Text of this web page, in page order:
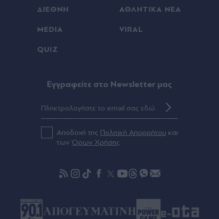
Τροχαίο στη Λεωφόρο Ποσειδώνος: Αυξημένη
Γλυφάδα
Πριν 29 λεπτά
υγιεινό για πρωινό
Πριν 39 λεπτά
Οι περισσότεροι το κάνουμε λάθος - Ποια
τρόφιμα πρέπει να μπαίνουν στο ψυγείο και ποια
ΔΙΕΘΝΗ ΑΘΛΗΤΙΚΑ ΝΕΑ
MEDIA VIRAL
QUIZ
Eγγραφείτε στο Newsletter μας
Αποδοχή της Πολιτική Απορρήτου και
τωνΌρων Χρήσης